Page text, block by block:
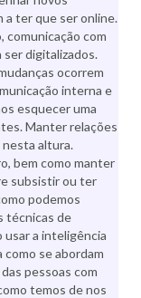
a ter que ser online.
comunicação com
digitalizados.
ocorrem
interna e
esquecer uma
Manter relações
nesta altura.
bem como manter
subsistir ou ter
podemos
técnicas de
usar a inteligência
como se abordam
pessoas com
temos de nos